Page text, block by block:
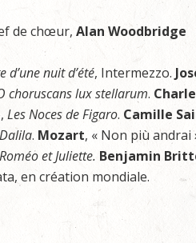
de chœur, Alan Woodbridge
d’une nuit d’été, Intermezzo.
choruscans lux stellarum.
Les Noces de Figaro. Camille
. Mozart, « Non più andrai
Roméo et Juliette. Benjamin
en création mondiale.